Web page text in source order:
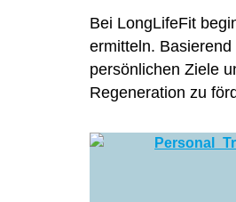
Bei LongLifeFit
ermitteln.
persönlichen Ziele
Regeneration zu